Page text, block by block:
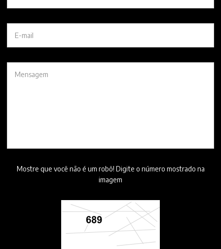
Mostre que você não é um robô! Digite o número mostrado na
imagem